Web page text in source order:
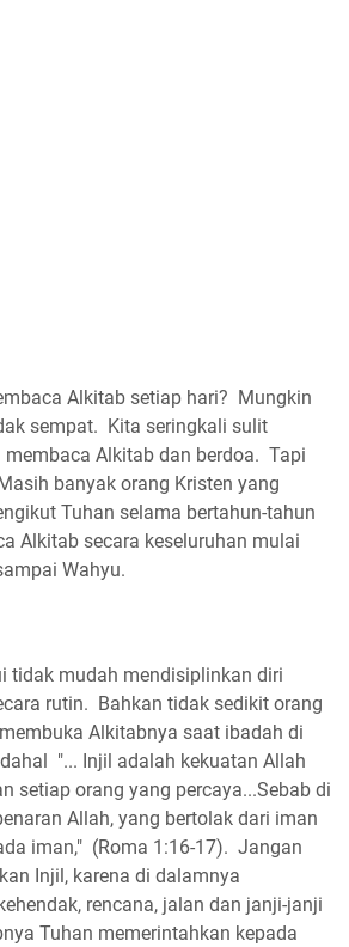
Alkitab setiap hari? Mungkin
sempat. Kita seringkali sulit
Alkitab dan berdoa. Tapi
banyak orang Kristen yang
Tuhan selama bertahun-tahun
Alkitab secara keseluruhan mulai
Wahyu.
mudah mendisiplinkan diri
rutin. Bahkan tidak sedikit orang
Alkitabnya saat ibadah di
"... Injil adalah kekuatan Allah
setiap orang yang percaya...Sebab di
Allah, yang bertolak dari iman
iman," (Roma 1:16-17). Jangan
Injil, karena di dalamnya
rencana, jalan dan janji-janji
Tuhan memerintahkan kepada